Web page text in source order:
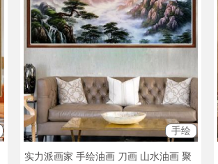
手绘
实力派画家 手绘油画 刀画 山水油画 聚